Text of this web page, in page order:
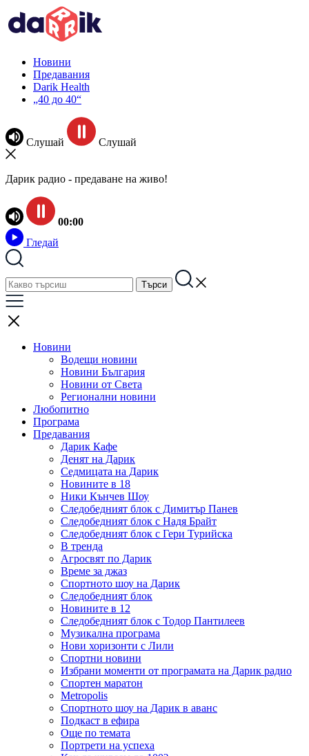
Новини
Предавания
Darik Health
„40 до 40“
Слушай Слушай
Дарик радио - предаване на живо!
00:00
Гледай
Новини
Водещи новини
Новини България
Новини от Света
Регионални новини
Любопитно
Програма
Предавания
Дарик Кафе
Денят на Дарик
Седмицата на Дарик
Новините в 18
Ники Кънчев Шоу
Следобедният блок с Димитър Панев
Следобедният блок с Надя Брайт
Следобедният блок с Гери Турийска
В тренда
Агросвят по Дарик
Време за джаз
Спортното шоу на Дарик
Следобедният блок
Новините в 12
Следобедният блок с Тодор Пантилеев
Музикална програма
Нови хоризонти с Лили
Спортни новини
Избрани моменти от програмата на Дарик радио
Спортен маратон
Metropolis
Спортното шоу на Дарик в аванс
Подкаст в ефира
Още по темата
Портрети на успеха